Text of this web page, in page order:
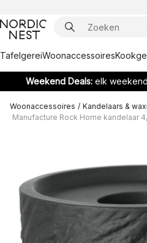
TafelgereiWoonaccessoires
Weekend Deals: elk
Woonaccessoires / Kandelaars &
Manufacture Rock Home kandelaar